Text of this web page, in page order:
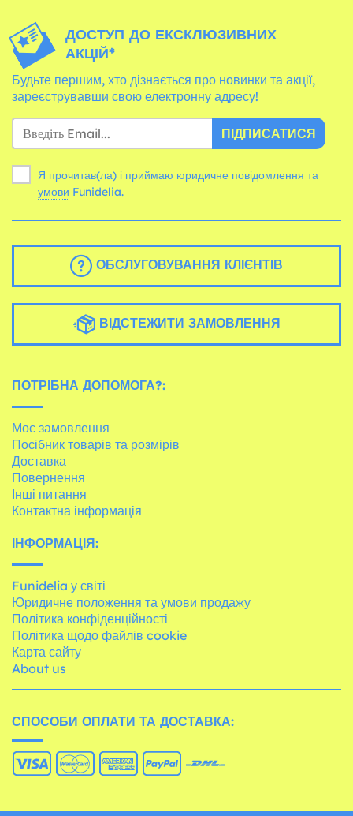
ДОСТУП ДО ЕКСКЛЮЗИВНИХ
АКЦІЙ*
Будьте першим, хто дізнається про новинки та акції,
зареєструвавши свою електронну адресу!
ПІДПИСАТИСЯ
Я прочитав(ла) і приймаю юридичне повідомлення та
умови Funidelia.
ОБСЛУГОВУВАННЯ КЛІЄНТІВ
ВІДСТЕЖИТИ ЗАМОВЛЕННЯ
ПОТРІБНА ДОПОМОГА?:
Моє замовлення
Посібник товарів та розмірів
Доставка
Повернення
Інші питання
Контактна інформація
ІНФОРМАЦІЯ:
Funidelia у світі
Юридичне положення та умови продажу
Політика конфіденційності
Політика щодо файлів cookie
Карта сайту
About us
СПОСОБИ ОПЛАТИ ТА ДОСТАВКА: